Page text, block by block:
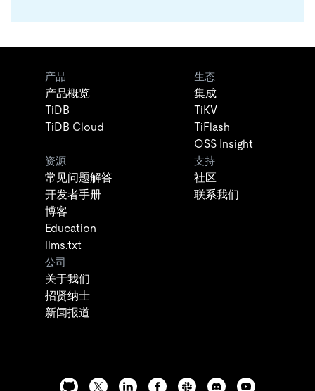
产品
产品概览
TiDB
TiDB Cloud
生态
集成
TiKV
TiFlash
OSS Insight
资源
常见问题解答
开发者手册
博客
Education
llms.txt
支持
社区
联系我们
公司
关于我们
招贤纳士
新闻报道